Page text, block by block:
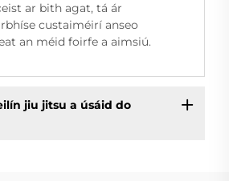
ar bith agat, tá ár
custaiméirí anseo
an méid foirfe a aimsiú.
jiu jitsu a úsáid do